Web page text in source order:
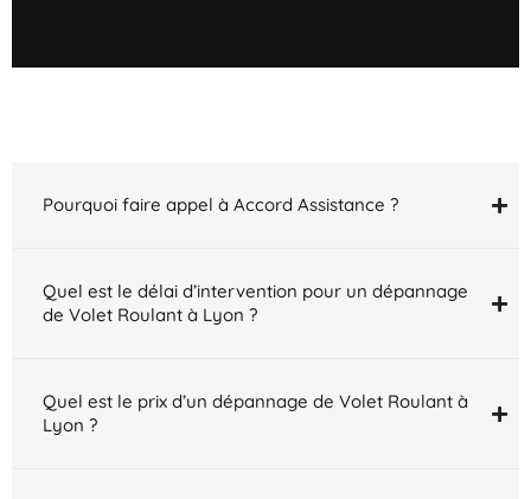
Pourquoi faire appel à Accord Assistance ?
Quel est le délai d’intervention pour un dépannage
de Volet Roulant à Lyon ?
Quel est le prix d’un dépannage de Volet Roulant à
Lyon ?